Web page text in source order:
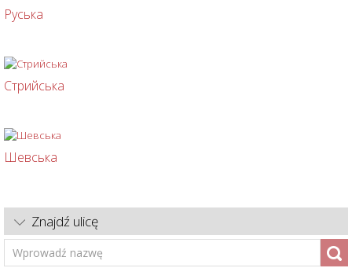
Руська
Стрийська
Шевська
Znajdź ulicę